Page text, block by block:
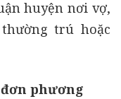
huyện nơi vợ,
trú hoặc
phương